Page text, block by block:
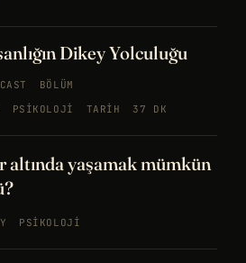
Dikey Yolculuğu
BÖLÜM
PSIKOLOJI TARIH 37 DK
altında yaşamak mümkün
PSIKOLOJI